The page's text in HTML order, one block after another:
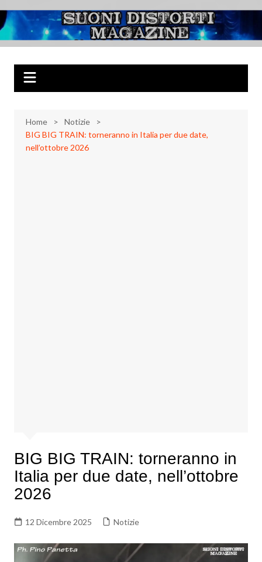
al
contenuto
Suoni Distorti
Magazine
Musica Rock, Metal, Punk e varie sonorità alternative
Home
Notizie
BIG BIG TRAIN: torneranno in Italia per due date,
nell’ottobre 2026
BIG BIG TRAIN: torneranno in
Italia per due date, nell’ottobre
2026
12 Dicembre 2025 Notizie